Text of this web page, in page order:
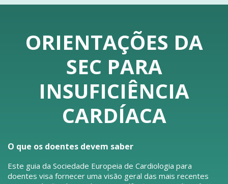
ORIENTAÇÕES DA
SEC PARA
INSUFICIÊNCIA
CARDÍACA
O que os doentes devem saber
Este guia da Sociedade Europeia de Cardiologia para
doentes visa fornecer uma visão geral das mais recentes